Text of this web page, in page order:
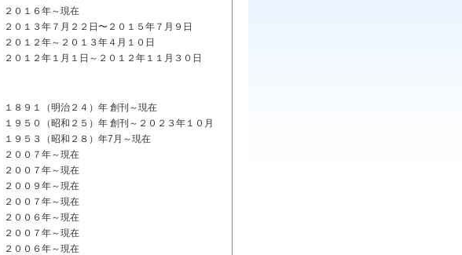
年～現在
２２日〜２０１５年７月９日
２０１３年４月１０日
月１日～２０１２年１１月３０日
治２４）年 創刊～現在
５）年 創刊～２０２３年１０月
和２８）年7月～現在
０７年～現在
０７年～現在
９年～現在
７年～現在
６年～現在
０７年～現在
年～現在